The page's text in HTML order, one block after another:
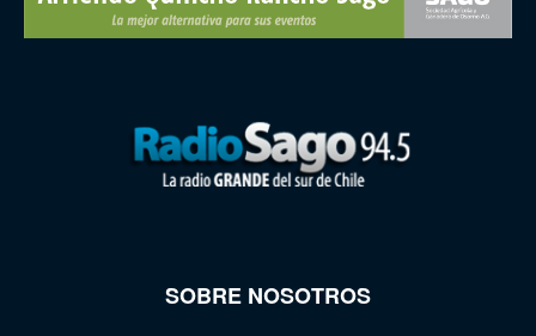
SOBRE NOSOTROS